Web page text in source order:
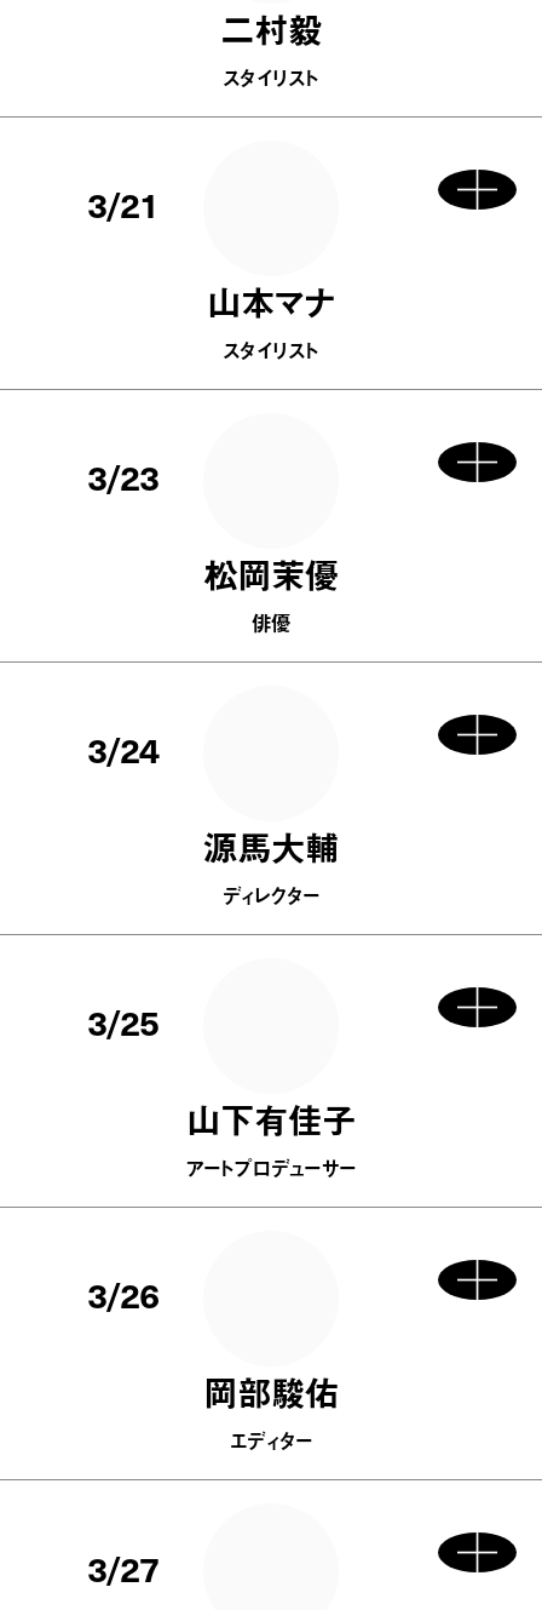
二村毅
スタイリスト
3/21
山本マナ
スタイリスト
3/23
松岡茉優
俳優
3/24
源馬大輔
ディレクター
3/25
山下有佳子
アートプロデューサー
3/26
岡部駿佑
エディター
3/27